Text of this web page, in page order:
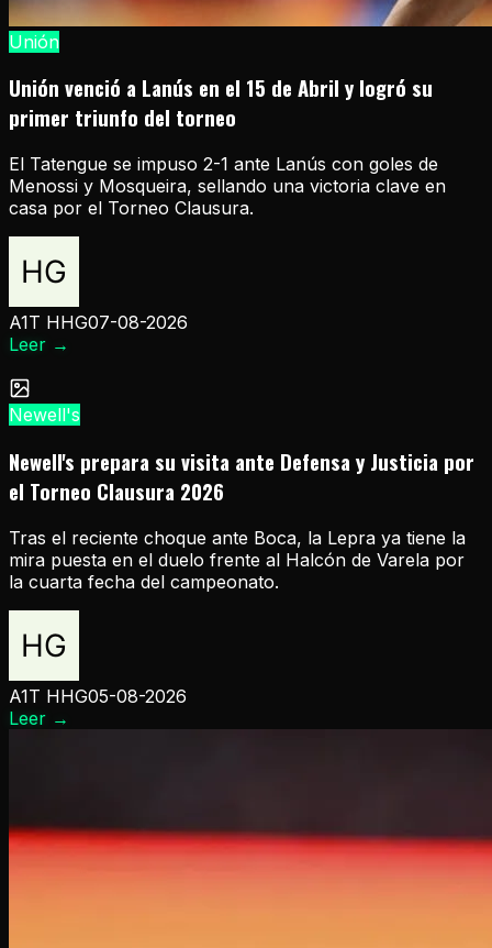
Unión
Unión venció a Lanús en el 15 de Abril y logró su
primer triunfo del torneo
El Tatengue se impuso 2-1 ante Lanús con goles de
Menossi y Mosqueira, sellando una victoria clave en
casa por el Torneo Clausura.
A1T HHG07-08-2026
Leer →
Newell's
Newell's prepara su visita ante Defensa y Justicia por
el Torneo Clausura 2026
Tras el reciente choque ante Boca, la Lepra ya tiene la
mira puesta en el duelo frente al Halcón de Varela por
la cuarta fecha del campeonato.
A1T HHG05-08-2026
Leer →